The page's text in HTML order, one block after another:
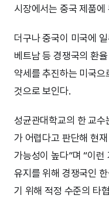
시장에서는 중국 제품에
더구나 중국이 미국에
베트남 등 경쟁국의 환
약세를 추진하는 미국
것으로 보인다.
성균관대학교의 한 교수
가 어렵다고 판단해 현
가능성이 높다”며 “이
유지를 위해 경쟁국인
기 위해 적정 수준의 타